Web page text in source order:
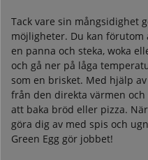
Tack vare sin mångsidighet
möjligheter. Du kan förutom
en panna och steka, woka
och gå ner på låga
som en brisket. Med hjälp
från den direkta värmen
att baka bröd eller pizza.
göra dig av med spis och
Green Egg gör jobbet!